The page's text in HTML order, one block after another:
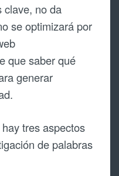
clave, no da
se optimizará por
que saber qué
generar
tres aspectos
de palabras